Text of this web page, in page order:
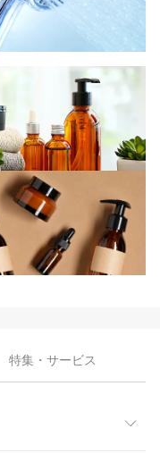
特集・サービス